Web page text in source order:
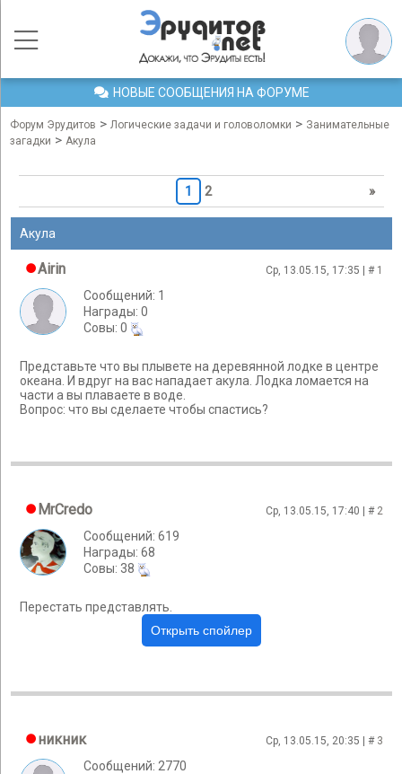
НОВЫЕ СООБЩЕНИЯ НА ФОРУМЕ
Форум Эрудитов > Логические задачи и головоломки > Занимательные
загадки > Акула
1 2 »
Акула
Airin Ср, 13.05.15, 17:35 | # 1
Сообщений: 1
Награды: 0
Cовы: 0
Представьте что вы плывете на деревянной лодке в центре
океана. И вдруг на вас нападает акула. Лодка ломается на
части а вы плаваете в воде.
Вопрос: что вы сделаете чтобы спастись?
MrCredo Ср, 13.05.15, 17:40 | # 2
Сообщений: 619
Награды: 68
Cовы: 38
Перестать представлять.
никник Ср, 13.05.15, 20:35 | # 3
Сообщений: 2770